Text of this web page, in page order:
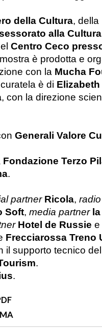
della Cultura, della
alla Cultura
Centro Ceco
è prodotta e
con la Mucha
è di Elizabeth
, con la direzione
Generali Valore
Fondazione Terzo
.
partner Ricola, radio
Soft, media partner la
Hotel de Russie e
Frecciarossa Treno
il supporto tecnico
.
.